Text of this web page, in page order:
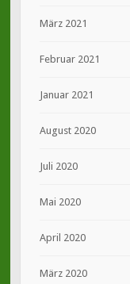
März 2021
Februar 2021
Januar 2021
August 2020
Juli 2020
Mai 2020
April 2020
März 2020